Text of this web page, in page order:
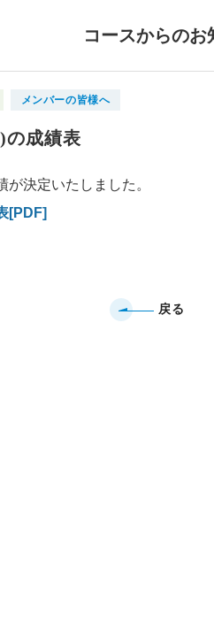
コースからのお
メンバーの皆様へ
の成績表
決定いたしました。
[PDF]
戻る